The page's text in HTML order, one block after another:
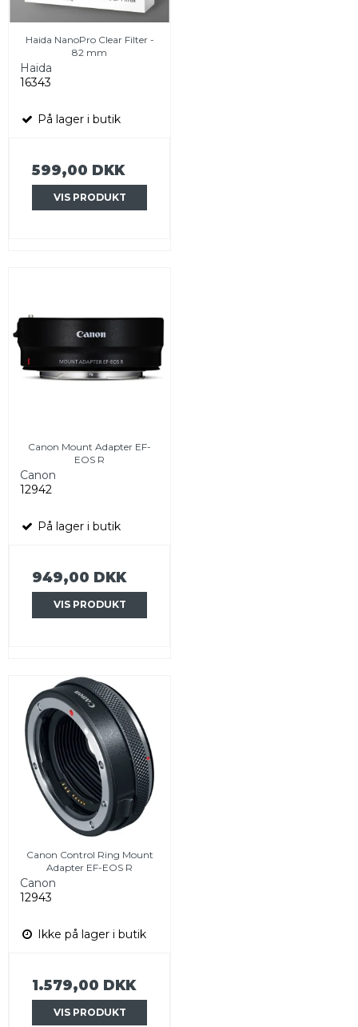
Haida NanoPro Clear Filter -
82 mm
Haida
16343
På lager i butik
599,00 DKK
VIS PRODUKT
Canon Mount Adapter EF-
EOS R
Canon
12942
På lager i butik
949,00 DKK
VIS PRODUKT
Canon Control Ring Mount
Adapter EF-EOS R
Canon
12943
Ikke på lager i butik
1.579,00 DKK
VIS PRODUKT